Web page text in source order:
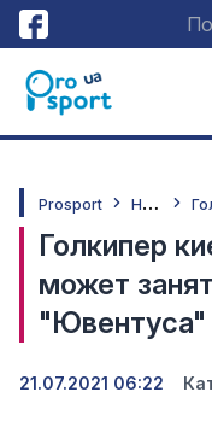
Prosport Н
овини
Голкипер
может
"Ювентуса"
21.07.2021 06:22